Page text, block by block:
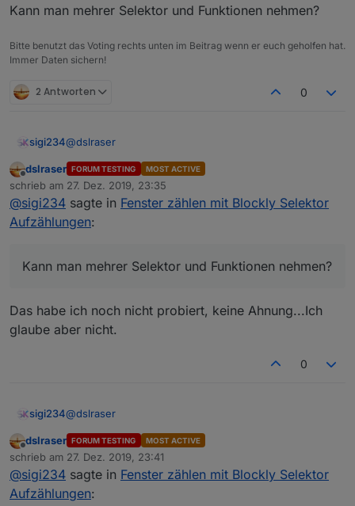
geschrieben werden.
Kann man mehrer Selektor und Funktionen nehmen?
Bitte benutzt das Voting rechts unten im Beitrag wenn er euch geholfen hat.
Immer Daten sichern!
2 Antworten 0
sigi234@dslraser
Ok, Licht kommt jetzt. Steckdose und Fenster noch
nicht.
Kann man mehrer Selektor und Funktionen nehmen?
Offline
dslraser FORUM TESTING MOST ACTIVE
schrieb am 27. Dez. 2019, 23:35
zuletzt editiert von
@sigi234 sagte in Fenster zählen mit Blockly Selektor
Aufzählungen:
Kann man mehrer Selektor und Funktionen nehmen?
Das habe ich noch nicht probiert, keine Ahnung...Ich
glaube aber nicht.
0
sigi234@dslraser
Ok, Licht kommt jetzt. Steckdose und Fenster noch
nicht.
Kann man mehrer Selektor und Funktionen nehmen?
Offline
dslraser FORUM TESTING MOST ACTIVE
schrieb am 27. Dez. 2019, 23:41
zuletzt editiert von
@sigi234 sagte in Fenster zählen mit Blockly Selektor
Aufzählungen: